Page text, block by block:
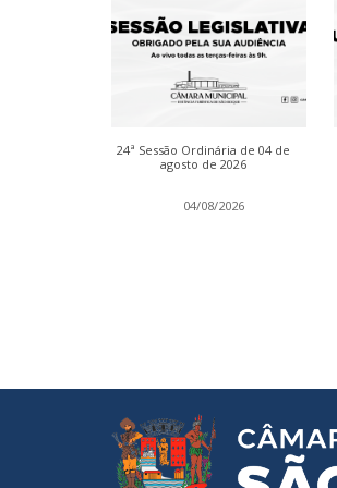
24ª Sessão Ordinária de 04 de
agosto de 2026
04/08/2026